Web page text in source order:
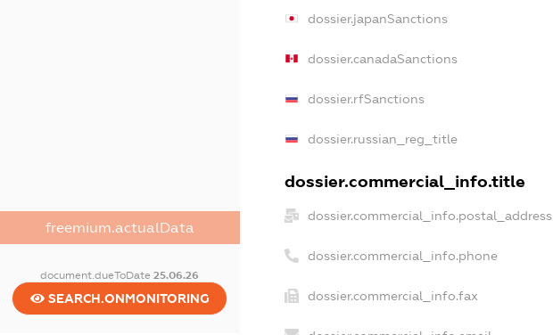
freemium.actualData
document.dueToDate25.06.26
SEARCH.ONMONITORING
dossier.japanSanctions
dossier.canadaSanctions
dossier.rfSanctions
dossier.russian_reg_title
dossier.commercial_info.title
dossier.commercial_info.postal_address
dossier.commercial_info.phone
dossier.commercial_info.fax